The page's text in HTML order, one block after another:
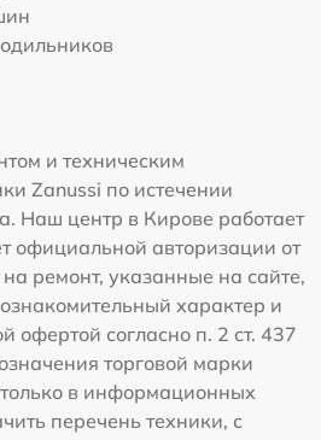
и техническим
Zanussi по истечении
Наш центр в Кирове работает
официальной авторизации от
ремонт, указанные на сайте,
характер и
офертой согласно п. 2 ст. 437
торговой марки
в информационных
перечень техники, с